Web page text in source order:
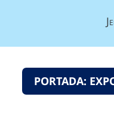
PORTADA: